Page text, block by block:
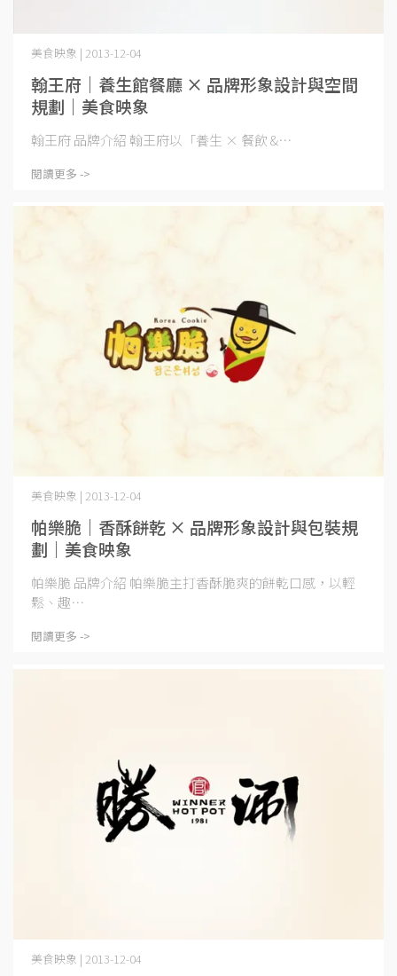
翰王府｜養生館餐廳 × 品牌形象設計與空間
規劃｜美食映象
美食映象 | 2013-12-04
翰王府 品牌介紹 翰王府以「養生 × 餐飲 &⋯
閱讀更多 ->
帕樂脆｜香酥餅乾 × 品牌形象設計與包裝規
劃｜美食映象
美食映象 | 2013-12-04
帕樂脆 品牌介紹 帕樂脆主打香酥脆爽的餅乾口感，以輕
鬆、趣⋯
閱讀更多 ->
美食映象 | 2013-12-04